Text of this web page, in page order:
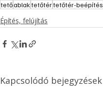
tetőablaktetőtértetőtér-beépítés
Építés, felújítás
Kapcsolódó bejegyzések